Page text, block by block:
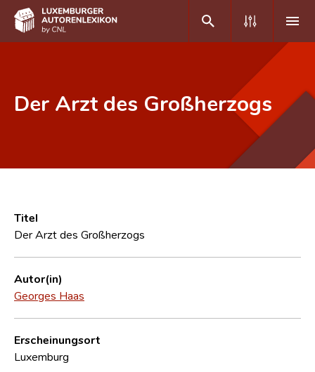
Häufige Fragen und Antworten
CNL
Forschungsgruppe
Kontakt
Der Arzt des Großherzogs
Titel
Der Arzt des Großherzogs
Autor(in)
Georges Haas
Erscheinungsort
Luxemburg